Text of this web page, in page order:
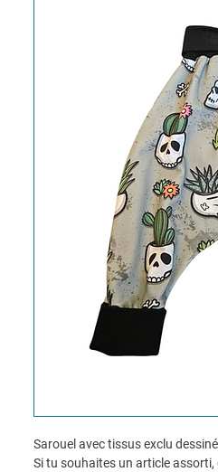
Sarouel avec tissus exclu
Si tu souhaites un article